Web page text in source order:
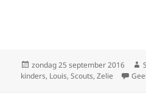
Geplaatst
op
zondag 25 september 2016
kinders, Louis,Scouts,Zelie